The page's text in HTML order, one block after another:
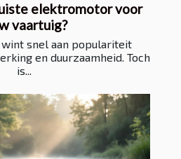
elektromotor voor
vaartuig?
snel aan populariteit
en duurzaamheid. Toch
is...